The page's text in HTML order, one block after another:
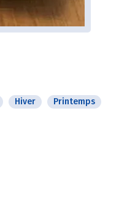
Hiver Printemps